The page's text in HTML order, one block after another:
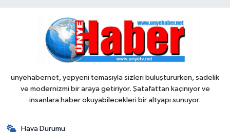
unyehabernet, yepyeni temasıyla sizleri buluştururken, sadelik
ve modernizmi bir araya getiriyor. Şatafattan kaçınıyor ve
insanlara haber okuyabilecekleri bir altyapı sunuyor.
Hava Durumu